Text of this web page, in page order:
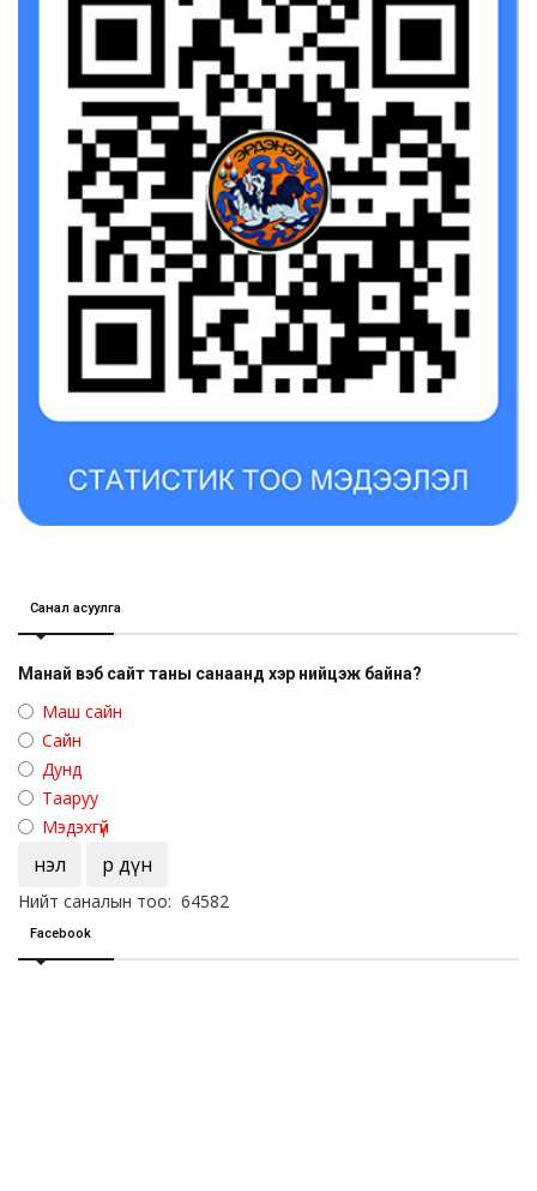
Санал асуулга
Манай вэб сайт таны санаанд хэр нийцэж байна?
Маш сайн
Сайн
Дунд
Тааруу
Мэдэхгүй
Үнэл Үр дүн
Нийт саналын тоо: 64582
Facebook